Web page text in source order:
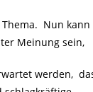
Nun
Meinung sein,
werden,